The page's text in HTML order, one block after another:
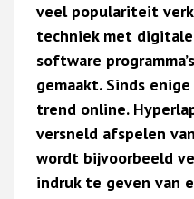
veel populariteit
techniek met
software
gemaakt. Sinds
trend online.
versneld afspelen
wordt bijvoorbeeld
indruk te geven van